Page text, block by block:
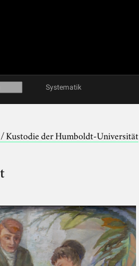
Systematik
Kustodie der Humboldt-Universität